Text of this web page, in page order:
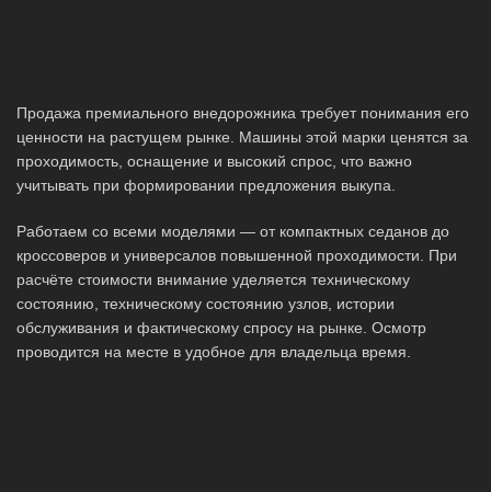
Продажа премиального внедорожника требует понимания его
ценности на растущем рынке. Машины этой марки ценятся за
проходимость, оснащение и высокий спрос, что важно
учитывать при формировании предложения выкупа.
Работаем со всеми моделями — от компактных седанов до
кроссоверов и универсалов повышенной проходимости. При
расчёте стоимости внимание уделяется техническому
состоянию, техническому состоянию узлов, истории
обслуживания и фактическому спросу на рынке. Осмотр
проводится на месте в удобное для владельца время.